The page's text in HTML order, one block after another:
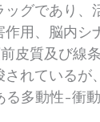
グであり、
用、脳内
皮質及び線
れている
多動性-衝